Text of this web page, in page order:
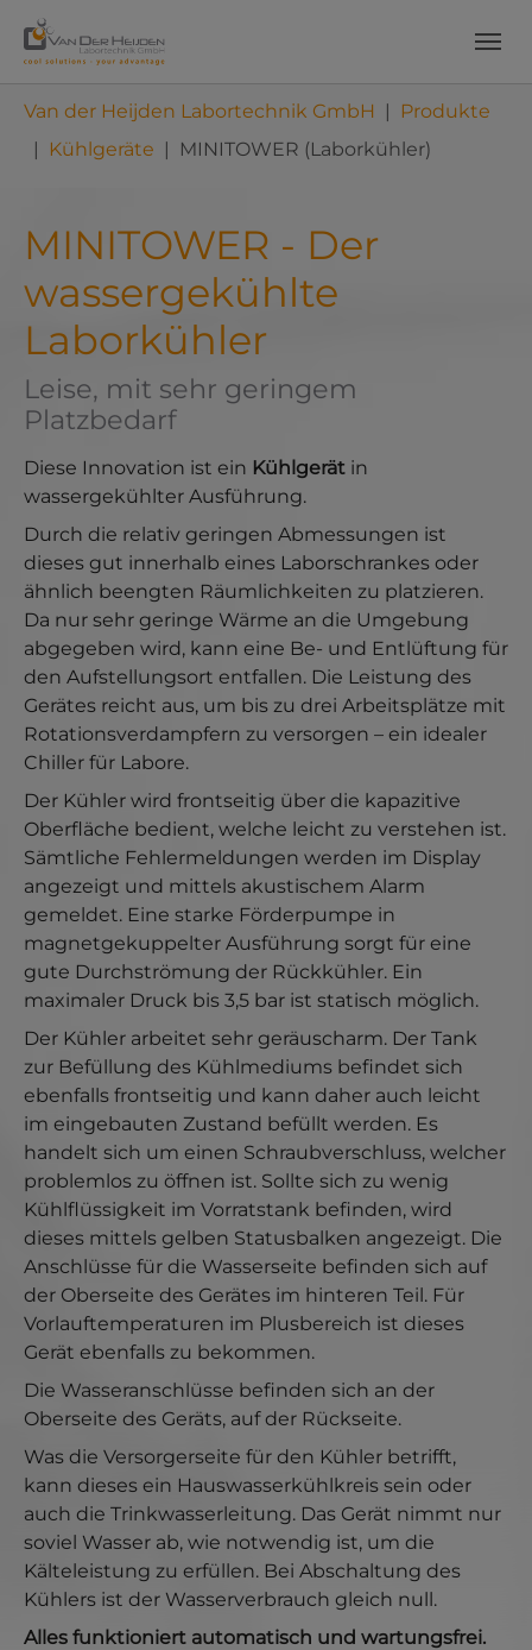
Van der Heijden Labortechnik GmbH
Produkte
Kühlgeräte
MINITOWER (Laborkühler)
MINITOWER - Der
wassergekühlte
Laborkühler
Leise, mit sehr geringem
Platzbedarf
Diese Innovation ist ein Kühlgerät in
wassergekühlter Ausführung.
Durch die relativ geringen Abmessungen ist
dieses gut innerhalb eines Laborschrankes oder
ähnlich beengten Räumlichkeiten zu platzieren.
Da nur sehr geringe Wärme an die Umgebung
abgegeben wird, kann eine Be- und Entlüftung für
den Aufstellungsort entfallen. Die Leistung des
Gerätes reicht aus, um bis zu drei Arbeitsplätze mit
Rotationsverdampfern zu versorgen – ein idealer
Chiller für Labore.
Der Kühler wird frontseitig über die kapazitive
Oberfläche bedient, welche leicht zu verstehen ist.
Sämtliche Fehlermeldungen werden im Display
angezeigt und mittels akustischem Alarm
gemeldet. Eine starke Förderpumpe in
magnetgekuppelter Ausführung sorgt für eine
gute Durchströmung der Rückkühler. Ein
maximaler Druck bis 3,5 bar ist statisch möglich.
Der Kühler arbeitet sehr geräuscharm. Der Tank
zur Befüllung des Kühlmediums befindet sich
ebenfalls frontseitig und kann daher auch leicht
im eingebauten Zustand befüllt werden. Es
handelt sich um einen Schraubverschluss, welcher
problemlos zu öffnen ist. Sollte sich zu wenig
Kühlflüssigkeit im Vorratstank befinden, wird
dieses mittels gelben Statusbalken angezeigt. Die
Anschlüsse für die Wasserseite befinden sich auf
der Oberseite des Gerätes im hinteren Teil. Für
Vorlauftemperaturen im Plusbereich ist dieses
Gerät ebenfalls zu bekommen.
Die Wasseranschlüsse befinden sich an der
Oberseite des Geräts, auf der Rückseite.
Was die Versorgerseite für den Kühler betrifft,
kann dieses ein Hauswasserkühlkreis sein oder
auch die Trinkwasserleitung. Das Gerät nimmt nur
soviel Wasser ab, wie notwendig ist, um die
Kälteleistung zu erfüllen. Bei Abschaltung des
Kühlers ist der Wasserverbrauch gleich null.
Alles funktioniert automatisch und wartungsfrei.